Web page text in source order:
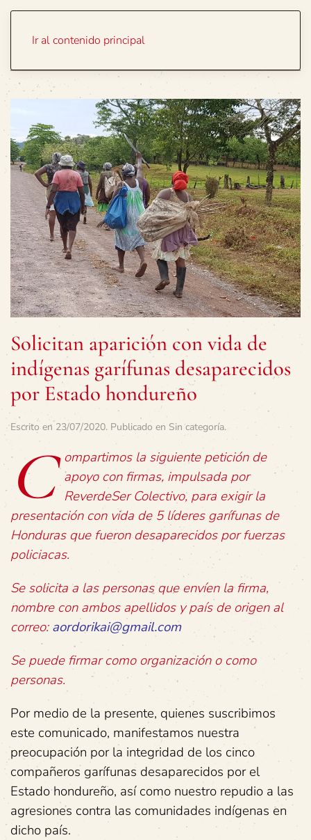
Ir al contenido principal
Solicitan aparición con vida de
indígenas garífunas desaparecidos
por Estado hondureño
Escrito en 23/07/2020. Publicado en Sin categoría.
C ompartimos la siguiente petición de
apoyo con firmas, impulsada por
ReverdeSer Colectivo, para exigir la
presentación con vida de 5 líderes garífunas de
Honduras que fueron desaparecidos por fuerzas
policiacas.
Se solicita a las personas que envíen la firma,
nombre con ambos apellidos y país de origen al
correo:aordorikai@gmail.com
Se puede firmar como organización o como
personas.
Por medio de la presente, quienes suscribimos
este comunicado, manifestamos nuestra
preocupación por la integridad de los cinco
compañeros garífunas desaparecidos por el
Estado hondureño, así como nuestro repudio a las
agresiones contra las comunidades indígenas en
dicho país.